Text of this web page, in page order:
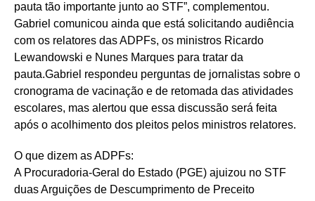
pauta tão importante junto ao STF”, complementou.
Gabriel comunicou ainda que está solicitando audiência
com os relatores das ADPFs, os ministros Ricardo
Lewandowski e Nunes Marques para tratar da
pauta.Gabriel respondeu perguntas de jornalistas sobre o
cronograma de vacinação e de retomada das atividades
escolares, mas alertou que essa discussão será feita
após o acolhimento dos pleitos pelos ministros relatores.
O que dizem as ADPFs:
A Procuradoria-Geral do Estado (PGE) ajuizou no STF
duas Arguições de Descumprimento de Preceito